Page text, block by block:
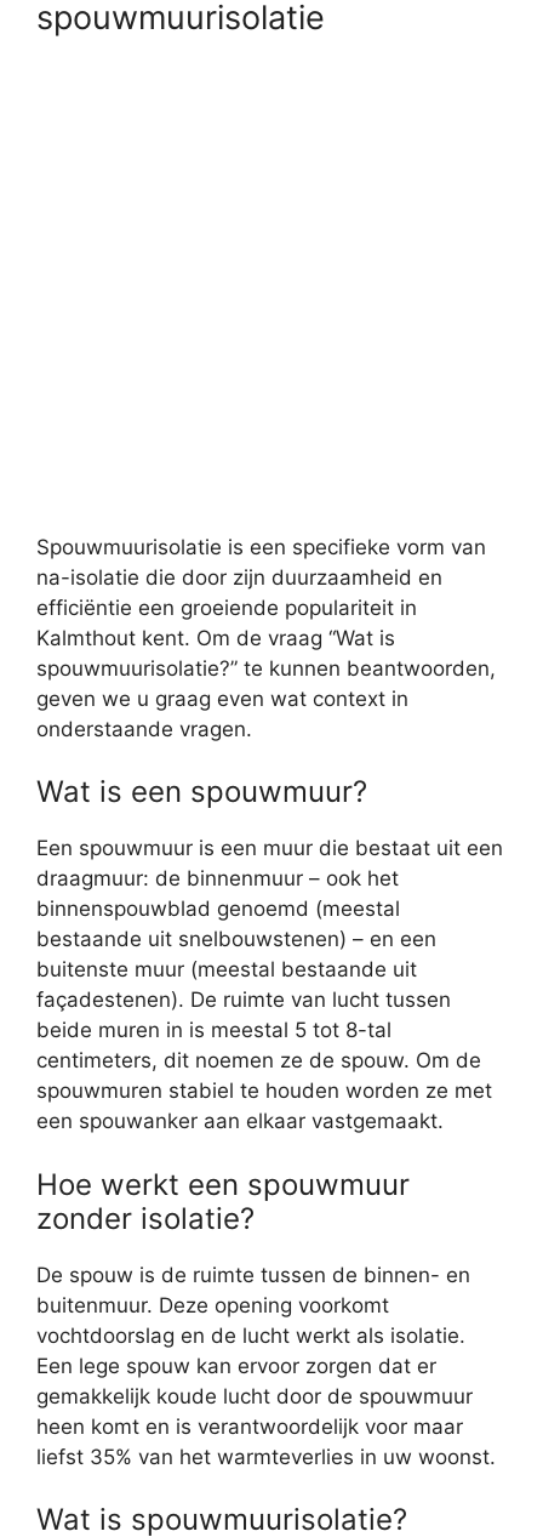
spouwmuurisolatie
Spouwmuurisolatie is een specifieke vorm van
na-isolatie die door zijn duurzaamheid en
efficiëntie een groeiende populariteit in
Kalmthout kent. Om de vraag “Wat is
spouwmuurisolatie?” te kunnen beantwoorden,
geven we u graag even wat context in
onderstaande vragen.
Wat is een spouwmuur?
Een spouwmuur is een muur die bestaat uit een
draagmuur: de binnenmuur – ook het
binnenspouwblad genoemd (meestal
bestaande uit snelbouwstenen) – en een
buitenste muur (meestal bestaande uit
façadestenen). De ruimte van lucht tussen
beide muren in is meestal 5 tot 8-tal
centimeters, dit noemen ze de spouw. Om de
spouwmuren stabiel te houden worden ze met
een spouwanker aan elkaar vastgemaakt.
Hoe werkt een spouwmuur
zonder isolatie?
De spouw is de ruimte tussen de binnen- en
buitenmuur. Deze opening voorkomt
vochtdoorslag en de lucht werkt als isolatie.
Een lege spouw kan ervoor zorgen dat er
gemakkelijk koude lucht door de spouwmuur
heen komt en is verantwoordelijk voor maar
liefst 35% van het warmteverlies in uw woonst.
Wat is spouwmuurisolatie?